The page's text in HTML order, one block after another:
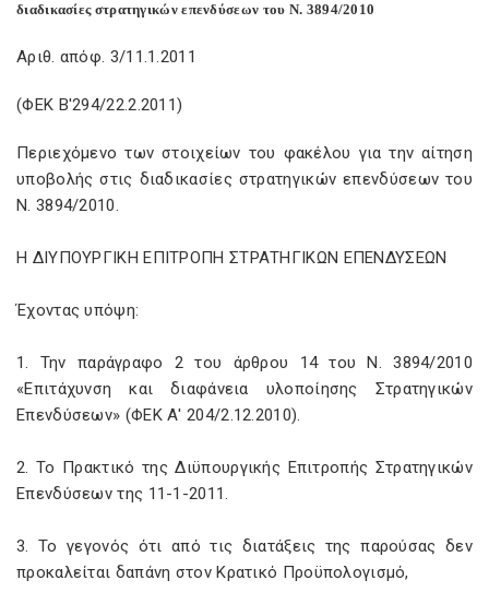
διαδικασίες στρατηγικών επενδύσεων του Ν. 3894/2010
Αριθ. απόφ. 3/11.1.2011
(ΦΕΚ Β'294/22.2.2011)
Περιεχόμενο των στοιχείων του φακέλου για την αίτηση
υποβολής στις διαδικασίες στρατηγικών επενδύσεων του
Ν. 3894/2010.
Η ΔΙΥΠΟΥΡΓΙΚΗ ΕΠΙΤΡΟΠΗ ΣΤΡΑΤΗΓΙΚΩΝ ΕΠΕΝΔΥΣΕΩΝ
Έχοντας υπόψη:
1. Την παράγραφο 2 του άρθρου 14 του Ν.3894/2010
«Επιτάχυνση και διαφάνεια υλοποίησης Στρατηγικών
Επενδύσεων» (ΦΕΚ Α' 204/2.12.2010).
2. Το Πρακτικό της Διϋπουργικής Επιτροπής Στρατηγικών
Επενδύσεων της 11-1-2011.
3. Το γεγονός ότι από τις διατάξεις της παρούσας δεν
προκαλείται δαπάνη στον Κρατικό Προϋπολογισμό,